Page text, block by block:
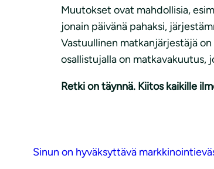
Muutokset ovat mahdollisia,
jonain päivänä pahaksi,
Vastuullinen matkanjärjestäjä
osallistujalla on matkavakuutus,
Retki on täynnä. Kiitos kaikille
Sinun on hyväksyttävä